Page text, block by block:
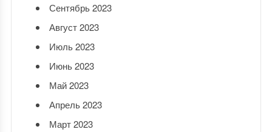
Сентябрь 2023
Август 2023
Июль 2023
Июнь 2023
Май 2023
Апрель 2023
Март 2023